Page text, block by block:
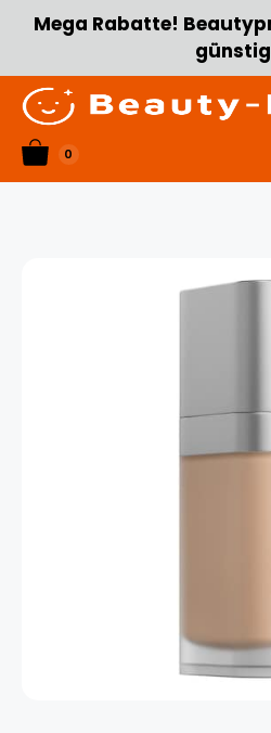
Zum
Inhalt
Mega Rabatte!
0